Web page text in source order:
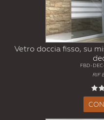
Vetro doccia fisso, su
FBD-
RIF